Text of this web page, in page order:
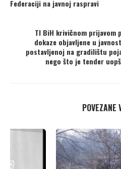
Federaciji na javnoj raspravi
TI BiH krivičnom prijavom
dokaze objavljene u
postavljenoj na gradilištu
nego što je tender
POVEZANE